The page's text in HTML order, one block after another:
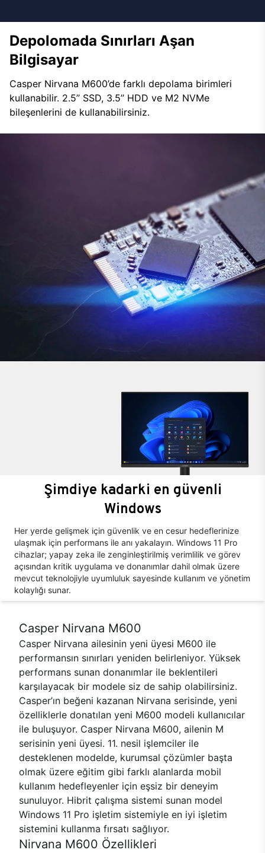
Depolomada Sınırları Aşan
Bilgisayar
Casper Nirvana M600’de farklı depolama birimleri
kullanabilir. 2.5’’ SSD, 3.5’’ HDD ve M2 NVMe
bileşenlerini de kullanabilirsiniz.
Şimdiye kadarki en güvenli
Windows
Her yerde gelişmek için güvenlik ve en cesur hedeflerinize
ulaşmak için performans ile anı yakalayın. Windows 11 Pro
cihazlar; yapay zeka ile zenginleştirilmiş verimlilik ve görev
açısından kritik uygulama ve donanımlar dahil olmak üzere
mevcut teknolojiyle uyumluluk sayesinde kullanım ve yönetim
kolaylığı sunar.
Casper Nirvana M600
Casper Nirvana ailesinin yeni üyesi M600 ile
performansın sınırları yeniden belirleniyor. Yüksek
performans sunan donanımlar ile beklentileri
karşılayacak bir modele siz de sahip olabilirsiniz.
Casper’ın beğeni kazanan Nirvana serisinde, yeni
özelliklerle donatılan yeni M600 modeli kullanıcılar
ile buluşuyor. Casper Nirvana M600, ailenin M
serisinin yeni üyesi. 11. nesil işlemciler ile
desteklenen modelde, kurumsal çözümler başta
olmak üzere eğitim gibi farklı alanlarda mobil
kullanım hedefleyenler için eşsiz bir deneyim
sunuluyor. Hibrit çalışma sistemi sunan model
Windows 11 Pro işletim sistemiyle en iyi işletim
sistemini kullanma fırsatı sağlıyor.
Nirvana M600 Özellikleri